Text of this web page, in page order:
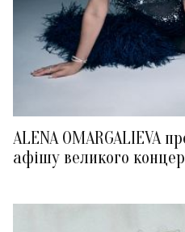
ALENA OMARGALIEVA
афішу великого